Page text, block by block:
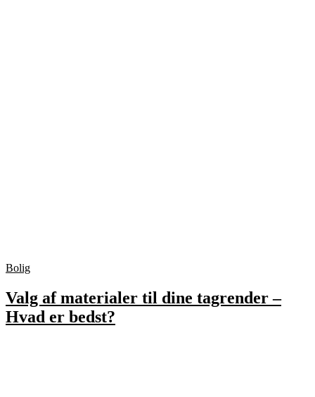
Bolig
Valg af materialer til dine tagrender –
Hvad er bedst?